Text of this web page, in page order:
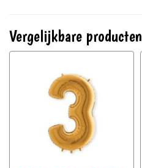
Vergelijkbare producten